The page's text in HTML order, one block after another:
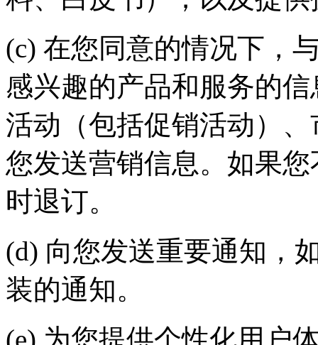
(c) 在您同意的情况下
感兴趣的产品和服务的
活动（包括促销活动）
您发送营销信息。如果您
时退订。
(d) 向您发送重要通知
装的通知。